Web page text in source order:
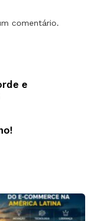
comentário.
e